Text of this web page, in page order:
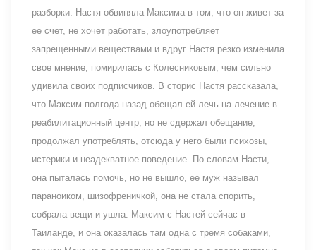
разборки. Настя обвиняла Максима в том, что он живет за
ее счет, не хочет работать, злоупотребляет
запрещенными веществами и вдруг Настя резко изменила
свое мнение, помирилась с Колесниковым, чем сильно
удивила своих подписчиков. В сторис Настя рассказала,
что Максим полгода назад обещал ей лечь на лечение в
реабилитационный центр, но не сдержал обещание,
продолжал употреблять, отсюда у него были психозы,
истерики и неадекватное поведение. По словам Насти,
она пыталась помочь, но не вышло, ее муж называл
параноиком, шизофреничкой, она не стала спорить,
собрала вещи и ушла. Максим с Настей сейчас в
Таиланде, и она оказалась там одна с тремя собаками,